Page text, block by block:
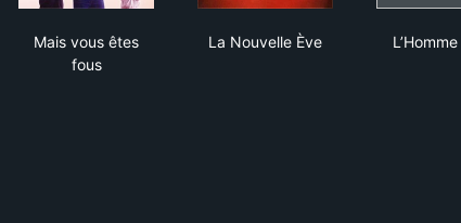
Mais vous êtes
fous
La Nouvelle Ève